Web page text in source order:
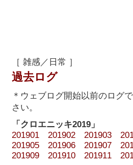
［ 雑感／日常 ］
過去ログ
＊ウェブログ開始以前のログ
さい。
「クロエニッキ2019」
201901
201902 201903
201905
201906 201907
201909
201910 201911